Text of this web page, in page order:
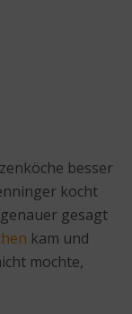
besser
kocht
gesagt
kam und
mochte,